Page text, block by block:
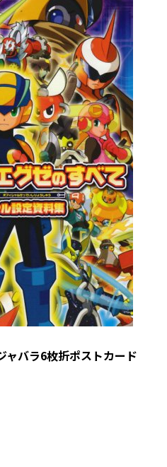
ャバラ6枚折ポストカード